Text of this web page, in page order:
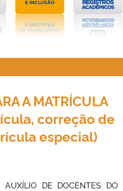
A MATRÍCULA
correção de
especial)
AUXÍLIO DE DOCENTES DO